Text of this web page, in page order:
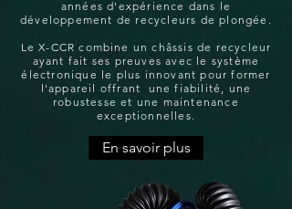
années d'expérience dans le
développement de recycleurs de plongée.
Le X-CCR combine un châssis de recycleur
ayant fait ses preuves avec le système
électronique le plus innovant pour former
l'appareil offrant une fiabilité, une
robustesse et une maintenance
exceptionnelles.
En savoir plus